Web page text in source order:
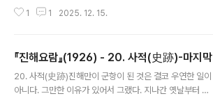
년(1911) 12월 5일 발행 해제 이 책은 일한병탄 일 년이 조
있다. 저자는 ‘계림팔도(鷄林八道)가 왕화(王化)의 은혜
가 베풀어지는 곳’이 되었다며 감개무량이라고 한다. 러일
전쟁 당시 결정적 역할을 한 곳이 마산과 진해만이었다며
1 1 2025. 12. 15.
『진해요람』(1926) - 20. 사적(史跡)-마지막
20. 사적(史跡)진해만이 군항이 된 것은 결코 우연한 일이
아니다. 그만한 이유가 있어서 그랬다. 지나간 옛날부터 수